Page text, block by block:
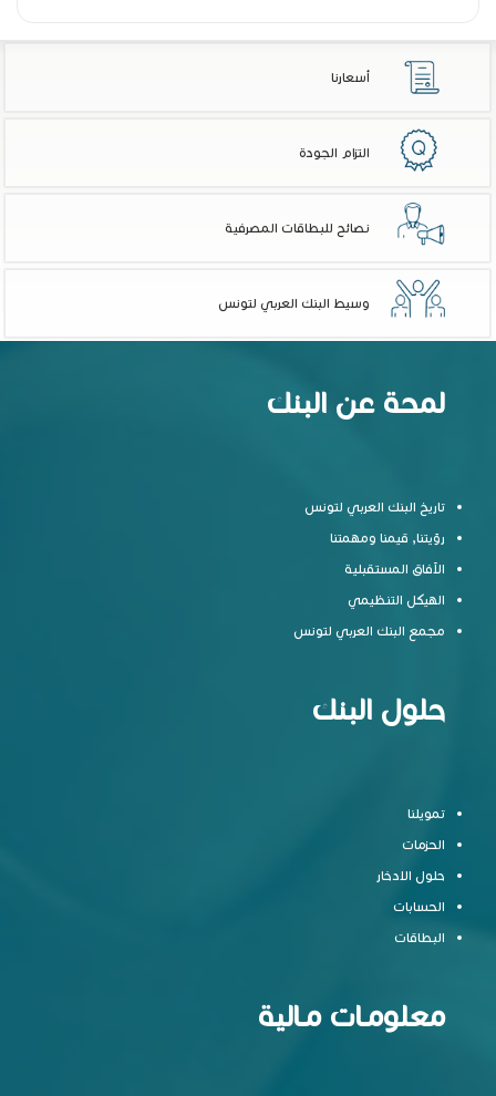
أسعارنا
التزام الجودة
نصائح للبطاقات المصرفية
وسيط البنك العربي لتونس
لمحة عن البنك
تاريخ البنك العربي لتونس
رؤيتنا, قيمنا ومهمتنا
الآفاق المستقبلية
الهيكل التنظيمي
مجمع البنك العربي لتونس
حلول البنك
تمويلنا
الحزمات
حلول الادخار
الحسابات
البطاقات
معلومـات مـالية